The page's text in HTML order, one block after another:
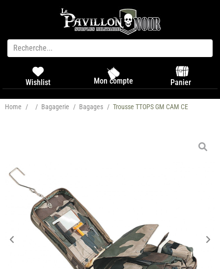
Wishlist Mon compte Panier
Home / / Bagagerie / Bagages / Trousse TTOPS GM CAM CE